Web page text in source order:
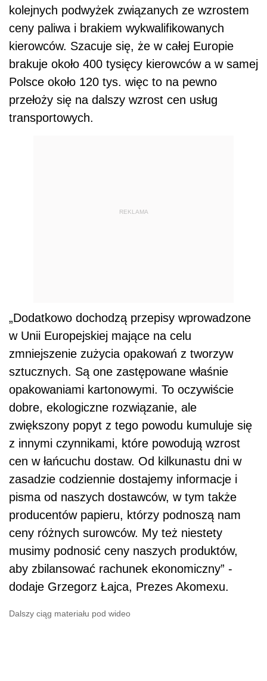
kolejnych podwyżek związanych ze wzrostem
ceny paliwa i brakiem wykwalifikowanych
kierowców. Szacuje się, że w całej Europie
brakuje około 400 tysięcy kierowców a w samej
Polsce około 120 tys. więc to na pewno
przełoży się na dalszy wzrost cen usług
transportowych.
REKLAMA
„Dodatkowo dochodzą przepisy wprowadzone
w Unii Europejskiej mające na celu
zmniejszenie zużycia opakowań z tworzyw
sztucznych. Są one zastępowane właśnie
opakowaniami kartonowymi. To oczywiście
dobre, ekologiczne rozwiązanie, ale
zwiększony popyt z tego powodu kumuluje się
z innymi czynnikami, które powodują wzrost
cen w łańcuchu dostaw. Od kilkunastu dni w
zasadzie codziennie dostajemy informacje i
pisma od naszych dostawców, w tym także
producentów papieru, którzy podnoszą nam
ceny różnych surowców. My też niestety
musimy podnosić ceny naszych produktów,
aby zbilansować rachunek ekonomiczny” -
dodaje Grzegorz Łajca, Prezes Akomexu.
Dalszy ciąg materiału pod wideo